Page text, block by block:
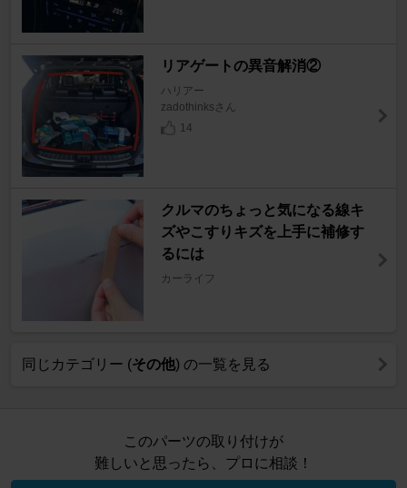
リアゲートの異音解消②
ハリアー
zadothinksさん
14
クルマのちょっと気になる線キ
ズやこすりキズを上手に補修す
るには
カーライフ
同じカテゴリー (その他) の一覧を見る
このパーツの取り付けが
難しいと思ったら、プロに相談！